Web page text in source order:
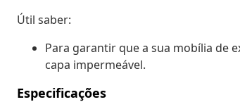
Útil saber:
Para garantir que a sua mobília de
capa impermeável.
Especificações